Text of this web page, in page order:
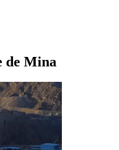
de Mina